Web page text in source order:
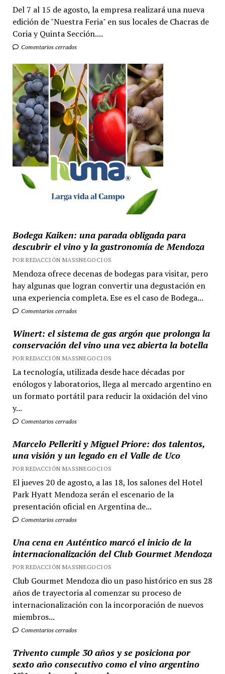
Del 7 al 15 de agosto, la empresa realizará una nueva
edición de "Nuestra Feria" en sus locales de Chacras de
Coria y Quinta Sección....
Comentarios cerrados
Bodega Kaiken: una parada obligada para
descubrir el vino y la gastronomía de Mendoza
POR REDACCIÓN MASSNEGOCIOS
Mendoza ofrece decenas de bodegas para visitar, pero
hay algunas que logran convertir una degustación en
una experiencia completa. Ese es el caso de Bodega...
Comentarios cerrados
Winert: el sistema de gas argón que prolonga la
conservación del vino una vez abierta la botella
POR REDACCIÓN MASSNEGOCIOS
La tecnología, utilizada desde hace décadas por
enólogos y laboratorios, llega al mercado argentino en
un formato portátil para reducir la oxidación del vino
y...
Comentarios cerrados
Marcelo Pelleriti y Miguel Priore: dos talentos,
una visión y un legado en el Valle de Uco
POR REDACCIÓN MASSNEGOCIOS
El jueves 20 de agosto, a las 18, los salones del Hotel
Park Hyatt Mendoza serán el escenario de la
presentación oficial en Argentina de...
Comentarios cerrados
Una cena en Auténtico marcó el inicio de la
internacionalización del Club Gourmet Mendoza
POR REDACCIÓN MASSNEGOCIOS
Club Gourmet Mendoza dio un paso histórico en sus 28
años de trayectoria al comenzar su proceso de
internacionalización con la incorporación de nuevos
miembros...
Comentarios cerrados
Trivento cumple 30 años y se posiciona por
sexto año consecutivo como el vino argentino